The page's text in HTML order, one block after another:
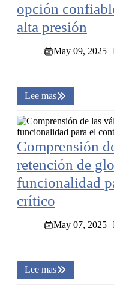
opción
alta presión
May 09, 2025
Lee mas
Comprensión
retención de
funcionalidad
crítico
May 07, 2025
Lee mas